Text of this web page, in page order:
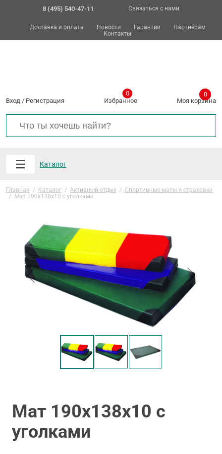
8 (495) 540-47-11 Связаться с нами
Доставка и оплата Новости Гарантии
Партнёрам
Контакты
Вход / Регистрация Избранное
0
Моя корзина
0
Каталог
Главная / Каталог / Активный отдых / Спортивные маты и страховки
/ Мат 190х138х10 с уголками
Мат 190х138х10 с
уголками